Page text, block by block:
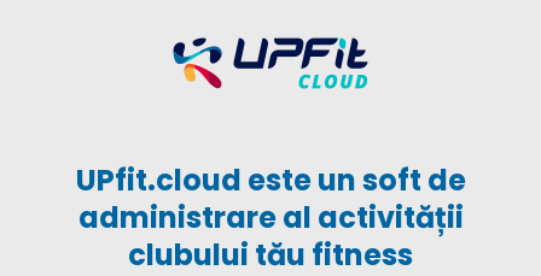
UPfit.cloud este un soft de
administrare al activității
clubului tău fitness